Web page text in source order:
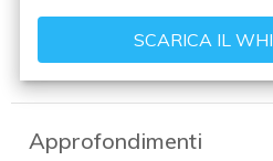
Approfondimenti